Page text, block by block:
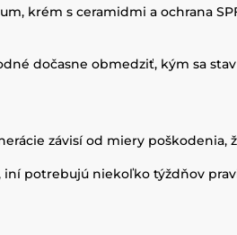
krém s ceramidmi a ochrana
dočasne obmedziť, kým sa
závisí od miery
potrebujú niekoľko týždňov